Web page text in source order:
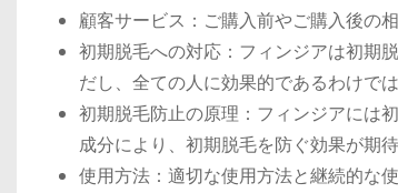
顧客サービス：ご購入前やご購入後の
初期脱毛への対応：フィンジアは初期
だし、全ての人に効果的であるわけで
初期脱毛防止の原理：フィンジアには
成分により、初期脱毛を防ぐ効果が期待
使用方法：適切な使用方法と継続的な